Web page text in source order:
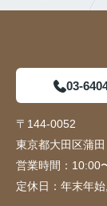
03-
〒144-0052
東京都大田区蒲
営業時間： 10:00
定休日： 年末年